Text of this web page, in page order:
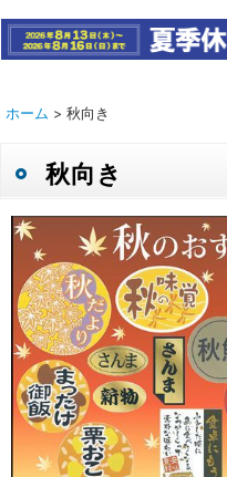
ホーム > 秋向き
秋向き